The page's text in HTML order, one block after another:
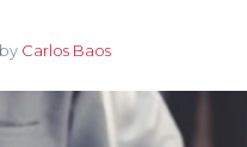
by Carlos Baos